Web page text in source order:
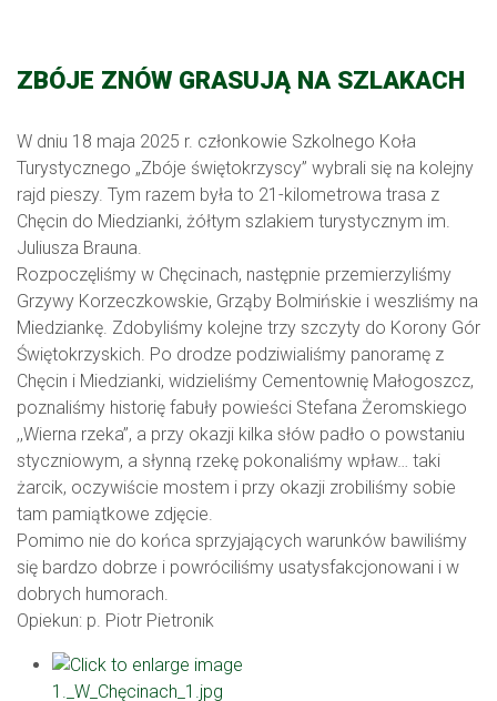
ZBÓJE ZNÓW GRASUJĄ NA SZLAKACH
W dniu 18 maja 2025 r. członkowie Szkolnego Koła
Turystycznego „Zbóje świętokrzyscy” wybrali się na kolejny
rajd pieszy. Tym razem była to 21-kilometrowa trasa z
Chęcin do Miedzianki, żółtym szlakiem turystycznym im.
Juliusza Brauna.
Rozpoczęliśmy w Chęcinach, następnie przemierzyliśmy
Grzywy Korzeczkowskie, Grząby Bolmińskie i weszliśmy na
Miedziankę. Zdobyliśmy kolejne trzy szczyty do Korony Gór
Świętokrzyskich. Po drodze podziwialiśmy panoramę z
Chęcin i Miedzianki, widzieliśmy Cementownię Małogoszcz,
poznaliśmy historię fabuły powieści Stefana Żeromskiego
,,Wierna rzeka’’, a przy okazji kilka słów padło o powstaniu
styczniowym, a słynną rzekę pokonaliśmy wpław… taki
żarcik, oczywiście mostem i przy okazji zrobiliśmy sobie
tam pamiątkowe zdjęcie.
Pomimo nie do końca sprzyjających warunków bawiliśmy
się bardzo dobrze i powróciliśmy usatysfakcjonowani i w
dobrych humorach.
Opiekun: p. Piotr Pietronik